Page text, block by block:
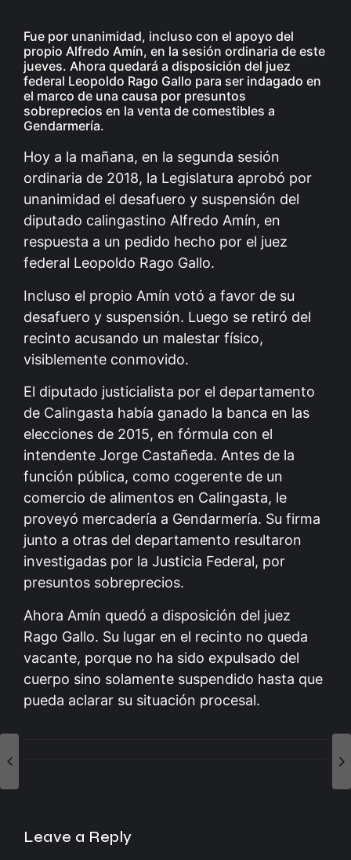
Fue por unanimidad, incluso con el apoyo del
propio Alfredo Amín, en la sesión ordinaria de este
jueves. Ahora quedará a disposición del juez
federal Leopoldo Rago Gallo para ser indagado en
el marco de una causa por presuntos
sobreprecios en la venta de comestibles a
Gendarmería.
Hoy a la mañana, en la segunda sesión
ordinaria de 2018, la Legislatura aprobó por
unanimidad el desafuero y suspensión del
diputado calingastino Alfredo Amín, en
respuesta a un pedido hecho por el juez
federal Leopoldo Rago Gallo.
Incluso el propio Amín votó a favor de su
desafuero y suspensión. Luego se retiró del
recinto acusando un malestar físico,
visiblemente conmovido.
El diputado justicialista por el departamento
de Calingasta había ganado la banca en las
elecciones de 2015, en fórmula con el
intendente Jorge Castañeda. Antes de la
función pública, como cogerente de un
comercio de alimentos en Calingasta, le
proveyó mercadería a Gendarmería. Su firma
junto a otras del departamento resultaron
investigadas por la Justicia Federal, por
presuntos sobreprecios.
Ahora Amín quedó a disposición del juez
Rago Gallo. Su lugar en el recinto no queda
vacante, porque no ha sido expulsado del
cuerpo sino solamente suspendido hasta que
pueda aclarar su situación procesal.
Leave a Reply